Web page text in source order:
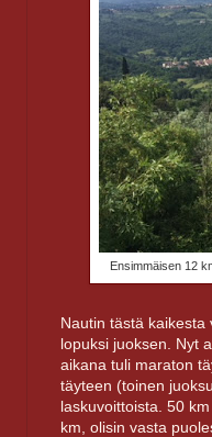
Ensimmäisen 12
Nautin tästä
lopuksi juoksen. Nyt
aikana tuli maraton
täyteen (toinen
laskuvoittoista. 50
km, olisin vasta